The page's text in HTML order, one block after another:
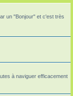
un "Bonjour" et c'est très
à naviguer efficacement